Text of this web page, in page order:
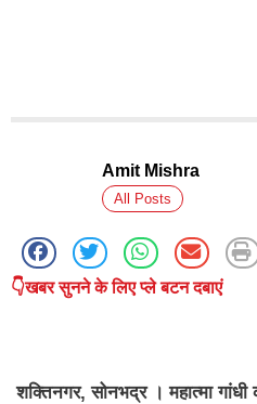
Amit Mishra
All Posts
👇खबर सुनने के लिए प्ले बटन दबाएं
शक्तिनगर, सोनभद्र । महात्मा गांधी